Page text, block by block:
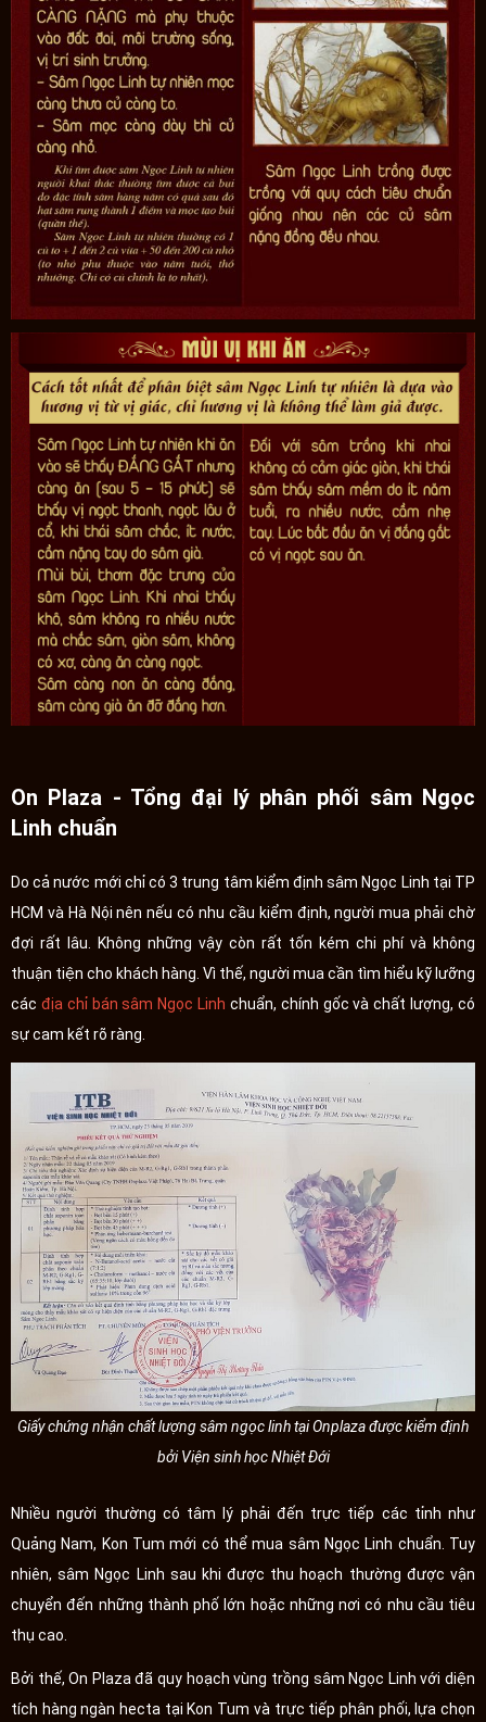
On Plaza - Tổng đại lý phân phối sâm Ngọc
Linh chuẩn
Do cả nước mới chỉ có 3 trung tâm kiểm định sâm Ngọc Linh tại TP
HCM và Hà Nội nên nếu có nhu cầu kiểm định, người mua phải chờ
đợi rất lâu. Không những vậy còn rất tốn kém chi phí và không
thuận tiện cho khách hàng. Vì thế, người mua cần tìm hiểu kỹ lưỡng
các địa chỉ bán sâm Ngọc Linh chuẩn, chính gốc và chất lượng, có
sự cam kết rõ ràng.
Giấy chứng nhận chất lượng sâm ngọc linh tại Onplaza được kiểm định
bởi Viện sinh học Nhiệt Đới
Nhiều người thường có tâm lý phải đến trực tiếp các tỉnh như
Quảng Nam, Kon Tum mới có thể mua sâm Ngọc Linh chuẩn. Tuy
nhiên, sâm Ngọc Linh sau khi được thu hoạch thường được vận
chuyển đến những thành phố lớn hoặc những nơi có nhu cầu tiêu
thụ cao.
Bởi thế, On Plaza đã quy hoạch vùng trồng sâm Ngọc Linh với diện
tích hàng ngàn hecta tại Kon Tum và trực tiếp phân phối, lựa chọn